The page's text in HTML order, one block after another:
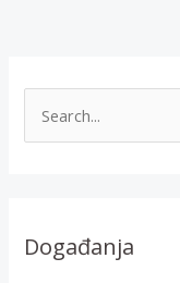
:Događanja